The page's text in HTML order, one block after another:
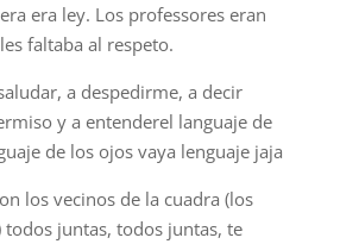
era ley. Los professores eran
faltaba al respeto.
a despedirme, a decir
y a entenderel languaje de
de los ojos vaya lenguaje jaja
los vecinos de la cuadra (los
todos juntas, todos juntas, te